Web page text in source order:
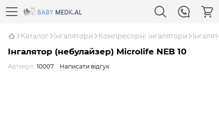
Каталог Інгалятори Компресорні інгалятори
Інгалятор (небулайзер) Microlife NEB 10
Артикул: 10007 Написати відгук